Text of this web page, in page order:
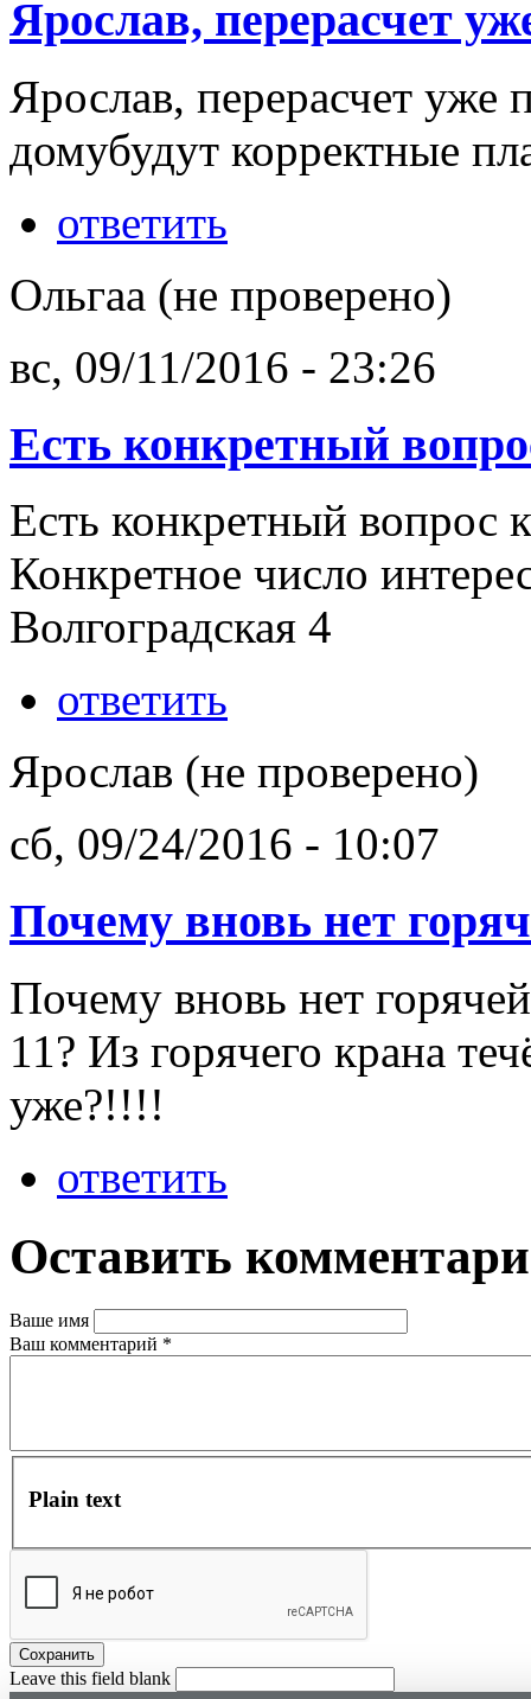
Ярослав, перерасчет
Ярослав, перерасчет уже
домубудут корректные
ответить
Ольгаа (не проверено)
вс, 09/11/2016 - 23:26
Есть конкретный
Есть конкретный вопрос
Конкретное число
Волгоградская 4
ответить
Ярослав (не проверено)
сб, 09/24/2016 - 10:07
Почему вновь нет
Почему вновь нет
11? Из горячего крана
уже?!!!!
ответить
Оставить
Ваше имя
Ваш комментарий *
Plain text
Leave this field blank